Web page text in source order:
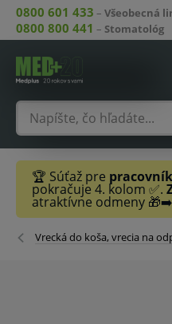
0800 601 433 – Všeobecná
0800 800 441 – Stomatológ
🏆 Súťaž pre
pokračuje 4. kolom ✅.
atraktívne odmeny 🎁➡️
Vrecká do koša, vrecia na